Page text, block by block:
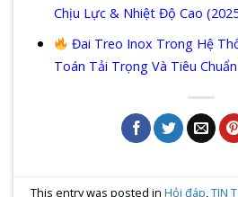
Chịu Lực & Nhiệt Độ Cao
Đai Treo Inox Trong Hệ
Toán Tải Trọng Và Tiêu
This entry was posted inHỏi đáp,TIN